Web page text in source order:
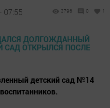
07:55 3796 0 1
детский сад №14